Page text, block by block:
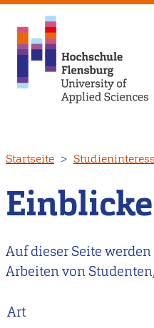
zum
Inhalt
Startseite
Auf dieser Seite
Arbeiten von
Art